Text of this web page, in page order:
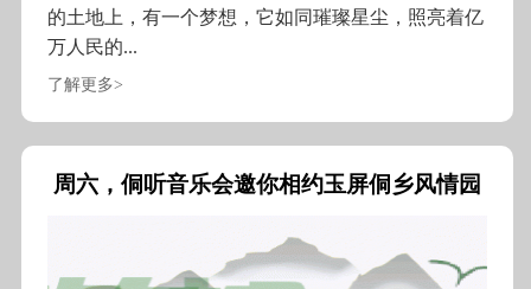
的土地上，有一个梦想，它如同璀璨星尘，照亮着亿
万人民的...
了解更多>
周六，侗听音乐会邀你相约玉屏侗乡风情园